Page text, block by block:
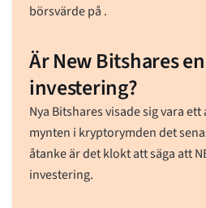
börsvärde på .
Är New Bitshares
investering?
Nya Bitshares visade sig vara
mynten i kryptorymden det
åtanke är det klokt att säga att
investering.